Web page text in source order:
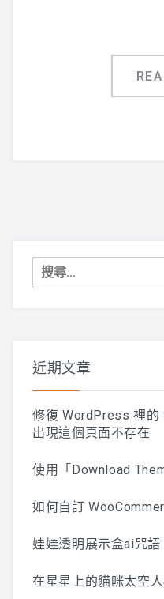
搜
尋
近期文章
修復 WordPress 裡的
出現這個頁面不存在
使用「Download
如何自訂
娃娃透明展示盒ai咒語
在星星上的貓咪太空